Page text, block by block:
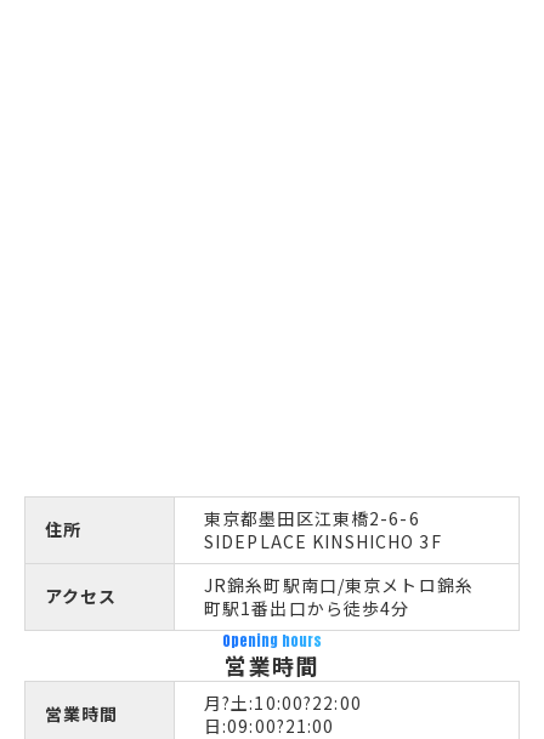
住所
東京都墨田区江東橋2-6-6
SIDEPLACE KINSHICHO 3F
アクセス
JR錦糸町駅南口/東京メトロ錦糸
町駅1番出口から徒歩4分
Opening hours
営業時間
営業時間
月?土:10:00?22:00
日:09:00?21:00